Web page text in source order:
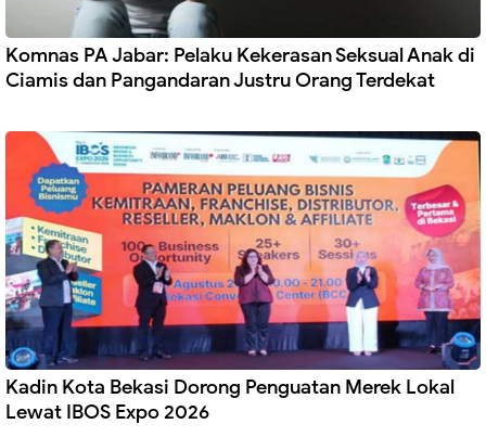
Komnas PA Jabar: Pelaku Kekerasan Seksual Anak di
Ciamis dan Pangandaran Justru Orang Terdekat
Kadin Kota Bekasi Dorong Penguatan Merek Lokal
Lewat IBOS Expo 2026